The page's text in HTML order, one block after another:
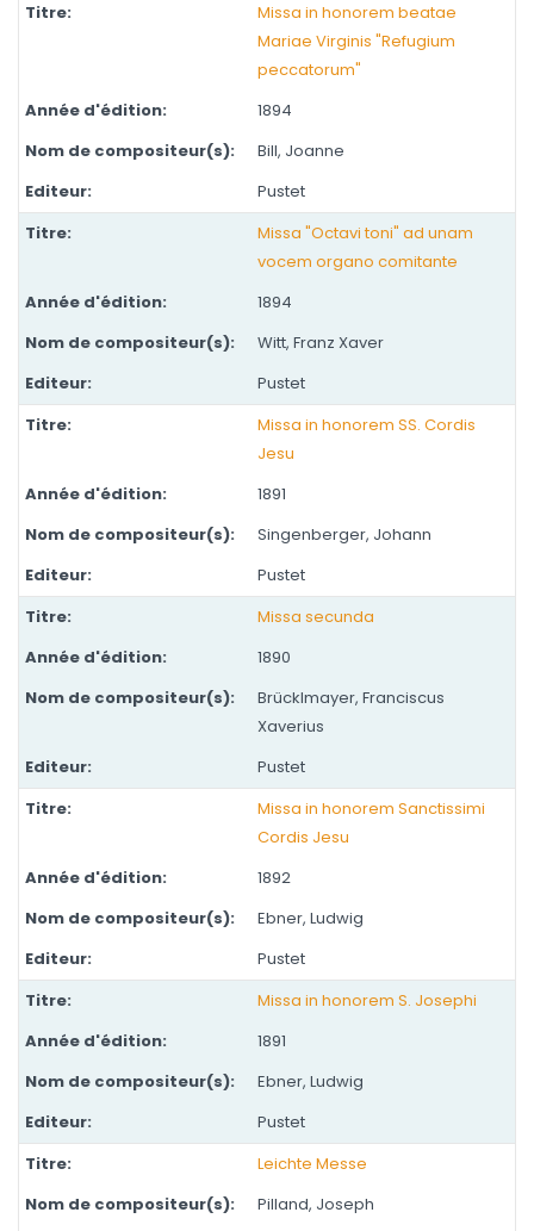
Missa in honorem beatae
Mariae Virginis "Refugium
peccatorum"
1894
Bill, Joanne
Pustet
Missa "Octavi toni" ad unam
vocem organo comitante
1894
Witt, Franz Xaver
Pustet
Missa in honorem SS. Cordis
Jesu
1891
Singenberger, Johann
Pustet
Missa secunda
1890
Brücklmayer, Franciscus
Xaverius
Pustet
Missa in honorem Sanctissimi
Cordis Jesu
1892
Ebner, Ludwig
Pustet
Missa in honorem S. Josephi
1891
Ebner, Ludwig
Pustet
Leichte Messe
Pilland, Joseph